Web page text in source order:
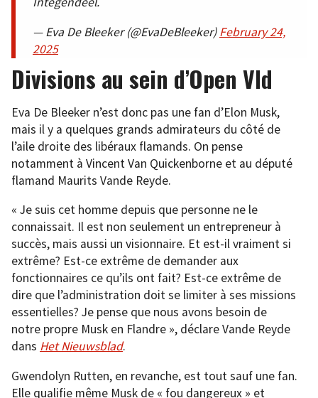
— Eva De Bleeker (@EvaDeBleeker)February 24,
2025
Divisions au sein d’Open Vld
Eva De Bleeker n’est donc pas une fan d’Elon Musk,
mais il y a quelques grands admirateurs du côté de
l’aile droite des libéraux flamands. On pense
notamment à Vincent Van Quickenborne et au député
flamand Maurits Vande Reyde.
« Je suis cet homme depuis que personne ne le
connaissait. Il est non seulement un entrepreneur à
succès, mais aussi un visionnaire. Et est-il vraiment si
extrême? Est-ce extrême de demander aux
fonctionnaires ce qu’ils ont fait? Est-ce extrême de
dire que l’administration doit se limiter à ses missions
essentielles? Je pense que nous avons besoin de
notre propre Musk en Flandre », déclare Vande Reyde
dans Het Nieuwsblad.
Gwendolyn Rutten, en revanche, est tout sauf une fan.
Elle qualifie même Musk de « fou dangereux » et